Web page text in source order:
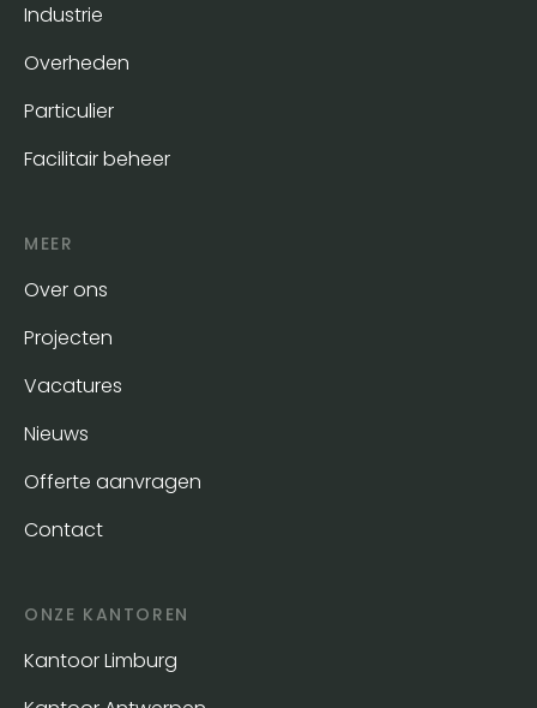
Industrie
Overheden
Particulier
Facilitair beheer
MEER
Over ons
Projecten
Vacatures
Nieuws
Offerte aanvragen
Contact
ONZE KANTOREN
Kantoor Limburg